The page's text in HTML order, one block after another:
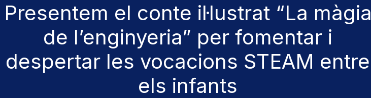
Presentem el conte il·lustrat “La màgia
de l’enginyeria” per fomentar i
despertar les vocacions STEAM entre
els infants